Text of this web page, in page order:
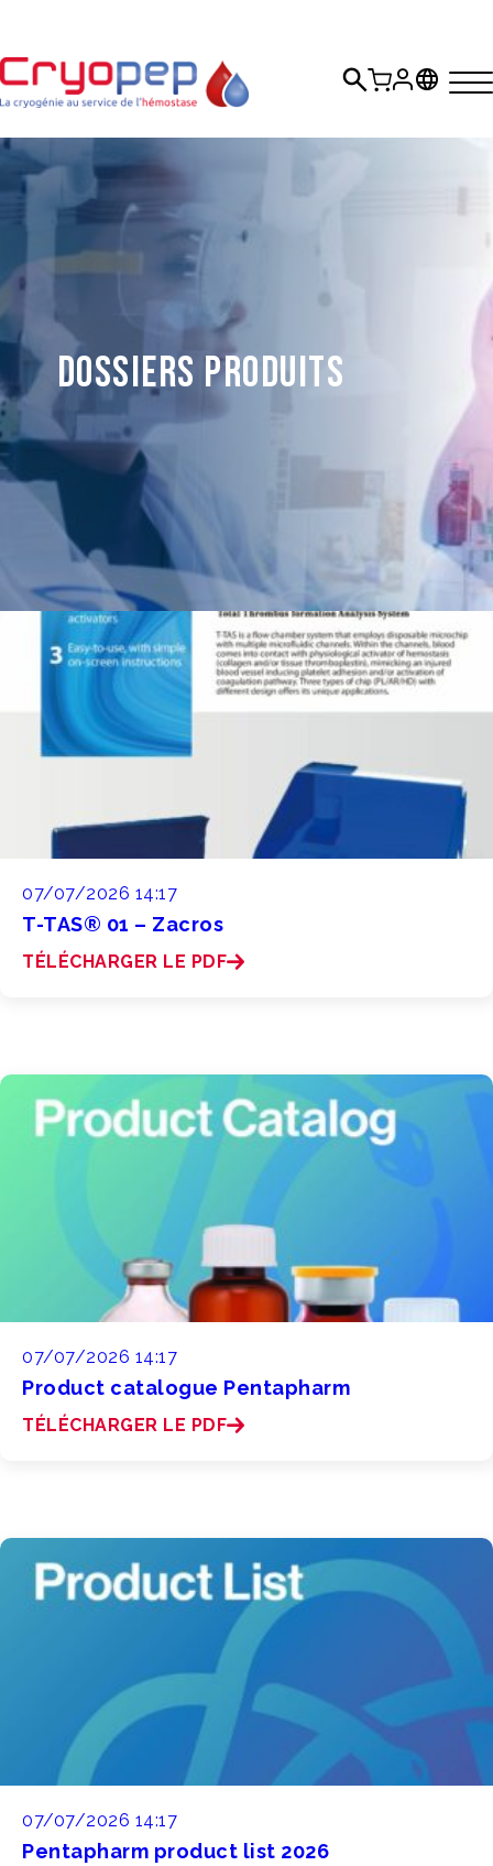
Dossiers Produits
07/07/2026 14:17
T-TAS® 01 – Zacros
TÉLÉCHARGER LE PDF
07/07/2026 14:17
Product catalogue Pentapharm
TÉLÉCHARGER LE PDF
07/07/2026 14:17
Pentapharm product list 2026